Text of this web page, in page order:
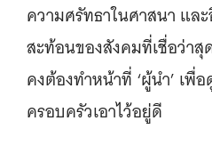
ความศรัทธาในศาสนา แล
สะท้อนของสังคมที่เชื่อว่าสุ
คงต้องทำหน้าที่ ‘ผู้นำ’ เ
ครอบครัวเอาไว้อยู่ดี